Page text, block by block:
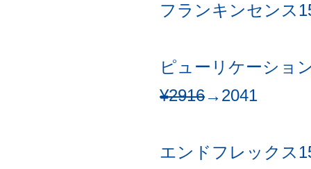
フランキンセンス
ピューリケーショ
¥2916→2041
エンドフレックス